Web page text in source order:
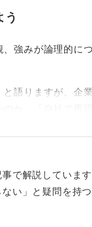
う
強みが論理的に
語りますが、企
か」「自社で再現
体化することの
で解説していま
い」と疑問を持